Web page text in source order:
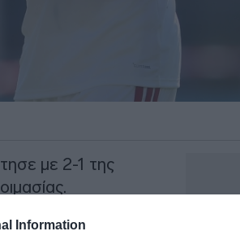
Information
με 2-1 της
τους και